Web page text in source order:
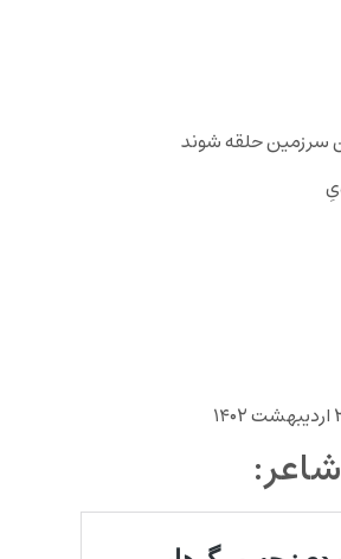
سرزمین حلقه شوند